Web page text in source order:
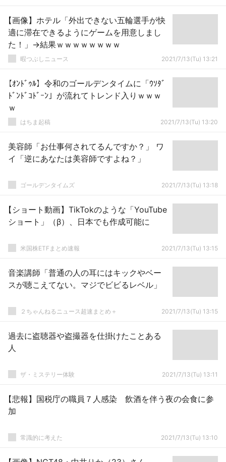
【画像】ホテル「外出できない五輪選手が快
適に滞在できるようにゲームを用意しまし
た！」→結果ｗｗｗｗｗｗｗｗ
暇つぶしニュース 2021/7/13(Tu) 13:21
【ｵﾝﾄﾞｩﾙ】令和のゴールデンタイムに「ｳｿﾀﾞ
ﾄﾞﾝﾄﾞｺﾄﾞｰﾝ」が流れてトレンド入りｗｗｗ
ｗ
はちま起稿 2021/7/13(Tu) 13:20
美容師「お仕事何されてるんですか？」 ワ
イ「逆にあなたは美容師ですよね？」
ゴールデンタイムズ 2021/7/13(Tu) 13:18
【ショート動画】TikTokのような「YouTube
ショート」（β）、日本でも作成可能に
米国株ETFまとめ速報 2021/7/13(Tu) 13:15
音楽講師「普通の人の耳にはキックやベー
スが聴こえてない。マジでビビるレベル」
２ちゃんねるニュース超速まとめ＋ 2021/7/13(Tu) 13:15
過去に盗聴器や盗撮器を仕掛けたことある
人
ザ・ミステリー体験 2021/7/13(Tu) 13:11
【悲報】国税庁の職員７人感染 飲酒を伴う夜の会食に参
加
常識的に考えた 2021/7/13(Tu) 13:10